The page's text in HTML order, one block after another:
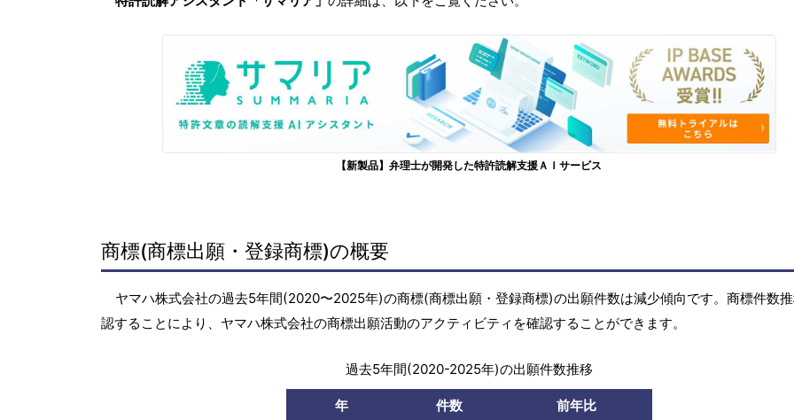
【新製品】弁理士が開発した特許読解支援ＡＩサービス
商標(商標出願・登録商標)の概要
ヤマハ株式会社の過去5年間(2020〜2025年)の商標(商標出願・登録商標)の出願件数は減少傾向です。商標件数
認することにより、ヤマハ株式会社の商標出願活動のアクティビティを確認することができます。
過去5年間(2020-2025年)の出願件数推移
年 件数
前年比